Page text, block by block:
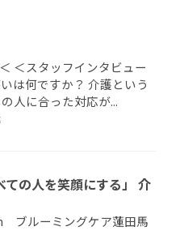
＜スタッフインタビュー
は何ですか？ 介護という
人に合った対応が...
ての人を笑顔にする」 介
ブルーミングケア蓮田馬